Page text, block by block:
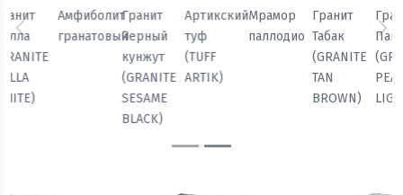
Мрамор
паллодио
Гранит
Табак
(GRANITE
BROWN)
Гранит
Павлин
(GRANITE
PEACOCK
LIGHT)
Гранит
(GRANITE
BELLA
Амфиболит
гранатовый
Гранит
Черный
кунжут
(GRANITE
SESAME
Предыдущий